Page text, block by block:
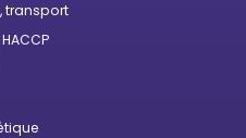
transport